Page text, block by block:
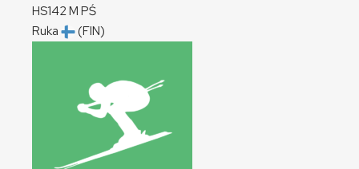
HS142M PŚ
Ruka
(FIN)